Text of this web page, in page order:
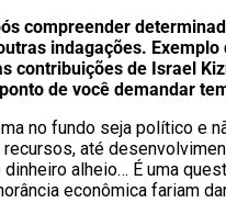
compreender
indagações.
contribuições de Israel
de você demandar
no fundo seja político e
até
alheio… É uma
econômica fariam